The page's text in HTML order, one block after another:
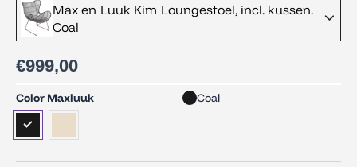
Max en Luuk Kim Loungestoel, incl. kussen.
Coal
€999,00
Color Maxluuk Coal
Max
en
Luuk
Kim
Loungestoel,